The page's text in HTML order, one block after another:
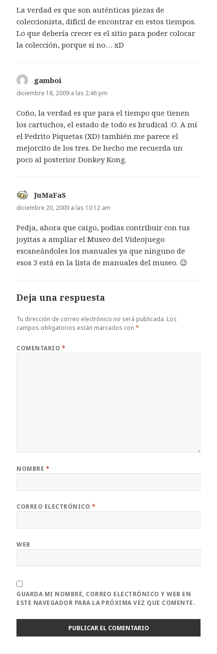
La verdad es que son auténticas piezas de
coleccionista, difícil de encontrar en estos tiempos.
Lo que debería crecer es el sitio para poder colocar
la colección, porque si no… xD
gamboi
diciembre 18, 2009 a las 2:46 pm
Coño, la verdad es que para el tiempo que tienen
los cartuchos, el estado de todo es brudical :O. A mí
el Pedrito Piquetas (XD) también me parece el
mejorcito de los tres. De hecho me recuerda un
poco al posterior Donkey Kong.
JuMaFaS
diciembre 20, 2009 a las 10:12 am
Pedja, ahora que caigo, podías contribuir con tus
joyitas a ampliar el Museo del Videojuego
escaneándoles los manuales ya que ninguno de
esos 3 está en la lista de manuales del museo. 😉
Deja una respuesta
Tu dirección de correo electrónico no será publicada. Los
campos obligatorios están marcados con*
COMENTARIO *
NOMBRE *
CORREO ELECTRÓNICO *
WEB
GUARDA MI NOMBRE, CORREO ELECTRÓNICO Y WEB EN
ESTE NAVEGADOR PARA LA PRÓXIMA VEZ QUE COMENTE.